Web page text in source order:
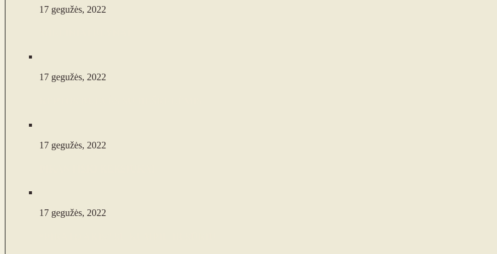
17 gegužės, 2022
17 gegužės, 2022
17 gegužės, 2022
17 gegužės, 2022